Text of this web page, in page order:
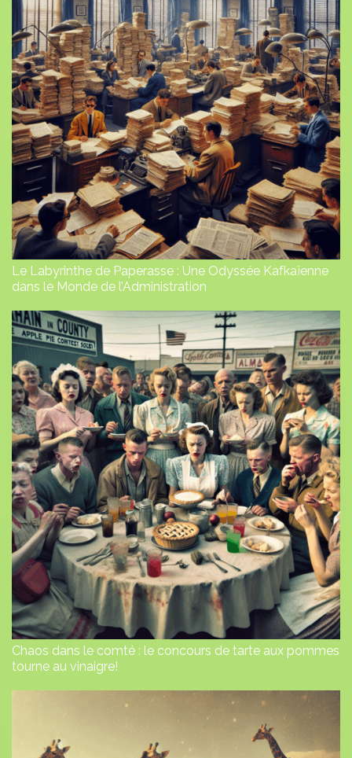
Le Labyrinthe de Paperasse : Une Odyssée Kafkaïenne
dans le Monde de l’Administration
Chaos dans le comté : le concours de tarte aux pommes
tourne au vinaigre!